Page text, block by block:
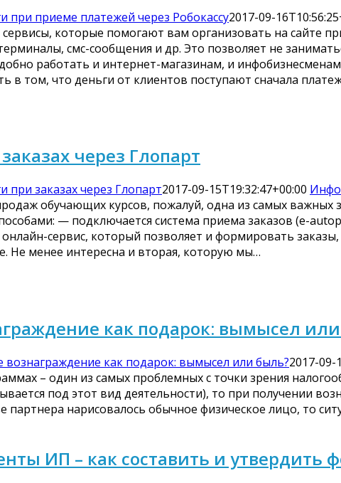
при приеме платежей через Робокассу2017-09-
которые помогают вам организовать на сайте
смс-сообщения и др. Это позволяет не
работать и интернет-магазинам, и
в том, что деньги от клиентов поступают сначала
через Глопарт
при заказах через Глопарт2017-09-15T19:32:47+00:00
обучающих курсов, пожалуй, одна из самых
— подключается система приема заказов (e-
сервис, который позволяет и формировать
Не менее интересна и вторая, которую мы…
как подарок: вымысел
вознаграждение как подарок: вымысел или быль?2017-09-
– один из самых проблемных с точки зрения
под этот вид деятельности), то при получении
партнера нарисовалось обычное физическое лицо, то
ИП – как составить и утвердить